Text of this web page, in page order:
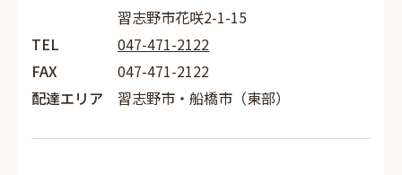
習志野市花咲2-1-15
TEL
047-471-2122
FAX
047-471-2122
配達エリア
習志野市・船橋市（東部）